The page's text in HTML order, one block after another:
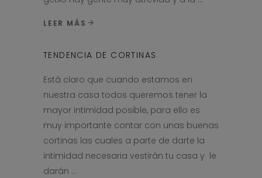
LEER MÁS
TENDENCIA DE CORTINAS
Está claro que cuando estamos en
nuestra casa todos queremos tener la
mayor intimidad posible, para ello es
muy importante contar con unas buenas
cortinas las cuales a parte de darte la
intimidad necesaria vestirán tu casa y le
darán